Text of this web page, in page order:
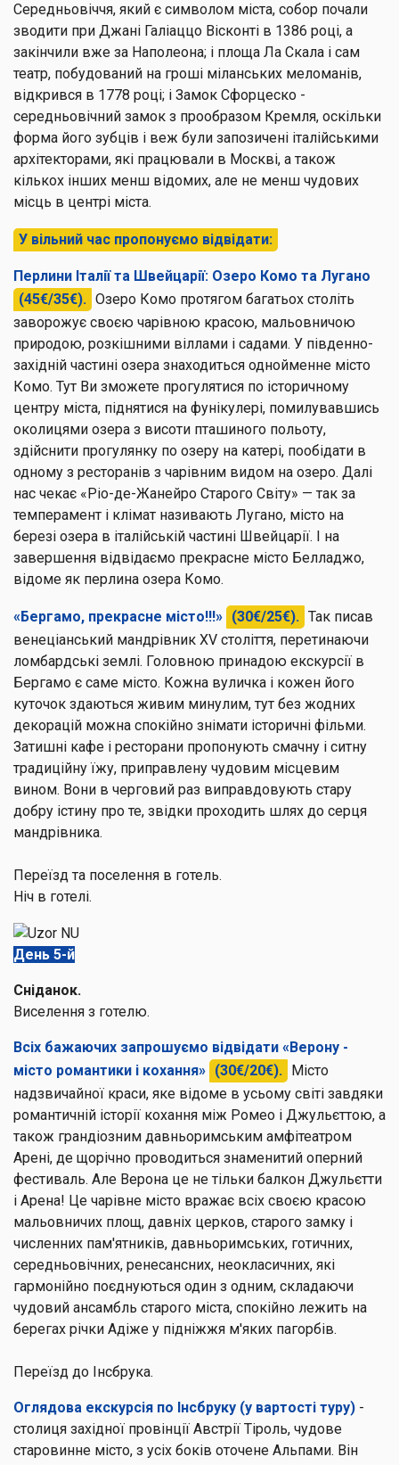
Середньовіччя, який є символом міста, собор почали
зводити при Джані Галіаццо Вісконті в 1386 році, а
закінчили вже за Наполеона; і площа Ла Скала і сам
театр, побудований на гроші міланських меломанів,
відкрився в 1778 році; і Замок Сфорцеско -
середньовічний замок з прообразом Кремля, оскільки
форма його зубців і веж були запозичені італійськими
архітекторами, які працювали в Москві, а також
кількох інших менш відомих, але не менш чудових
місць в центрі міста.
У вільний час пропонуємо відвідати:
Перлини Італії та Швейцарії: Озеро Комо та Лугано
(45€/35€). Озеро Комо протягом багатьох століть
заворожує своєю чарівною красою, мальовничою
природою, розкішними віллами і садами. У південно-
західній частині озера знаходиться однойменне місто
Комо. Тут Ви зможете прогулятися по історичному
центру міста, піднятися на фунікулері, помилувавшись
околицями озера з висоти пташиного польоту,
здійснити прогулянку по озеру на катері, пообідати в
одному з ресторанів з чарівним видом на озеро. Далі
нас чекає «Ріо-де-Жанейро Старого Світу» — так за
темперамент і клімат називають Лугано, місто на
березі озера в італійській частині Швейцарії. І на
завершення відвідаємо прекрасне місто Белладжо,
відоме як перлина озера Комо.
«Бергамо, прекрасне місто!!!» (30€/25€). Так писав
венеціанський мандрівник XV століття, перетинаючи
ломбардські землі. Головною принадою екскурсії в
Бергамо є саме місто. Кожна вуличка і кожен його
куточок здаються живим минулим, тут без жодних
декорацій можна спокійно знімати історичні фільми.
Затишні кафе і ресторани пропонують смачну і ситну
традиційну їжу, приправлену чудовим місцевим
вином. Вони в черговий раз виправдовують стару
добру істину про те, звідки проходить шлях до серця
мандрівника.
Переїзд та поселення в готель.
Ніч в готелі.
День 5-й
Сніданок.
Виселення з готелю.
Всіх бажаючих запрошуємо відвідати «Верону -
місто романтики і кохання» (30€/20€). Місто
надзвичайної краси, яке відоме в усьому світі завдяки
романтичній історії кохання між Ромео і Джульєттою, а
також грандіозним давньоримським амфітеатром
Арені, де щорічно проводиться знаменитий оперний
фестиваль. Але Верона це не тільки балкон Джульєтти
і Арена! Це чарівне місто вражає всіх своєю красою
мальовничих площ, давніх церков, старого замку і
численних пам'ятників, давньоримських, готичних,
середньовічних, ренесансних, неокласичних, які
гармонійно поєднуються один з одним, складаючи
чудовий ансамбль старого міста, спокійно лежить на
берегах річки Адіже у підніжжя м'яких пагорбів.
Переїзд до Інсбрука.
Оглядова екскурсія по Інсбруку (у вартості туру) -
столиця західної провінції Австрії Тіроль, чудове
старовинне місто, з усіх боків оточене Альпами. Він